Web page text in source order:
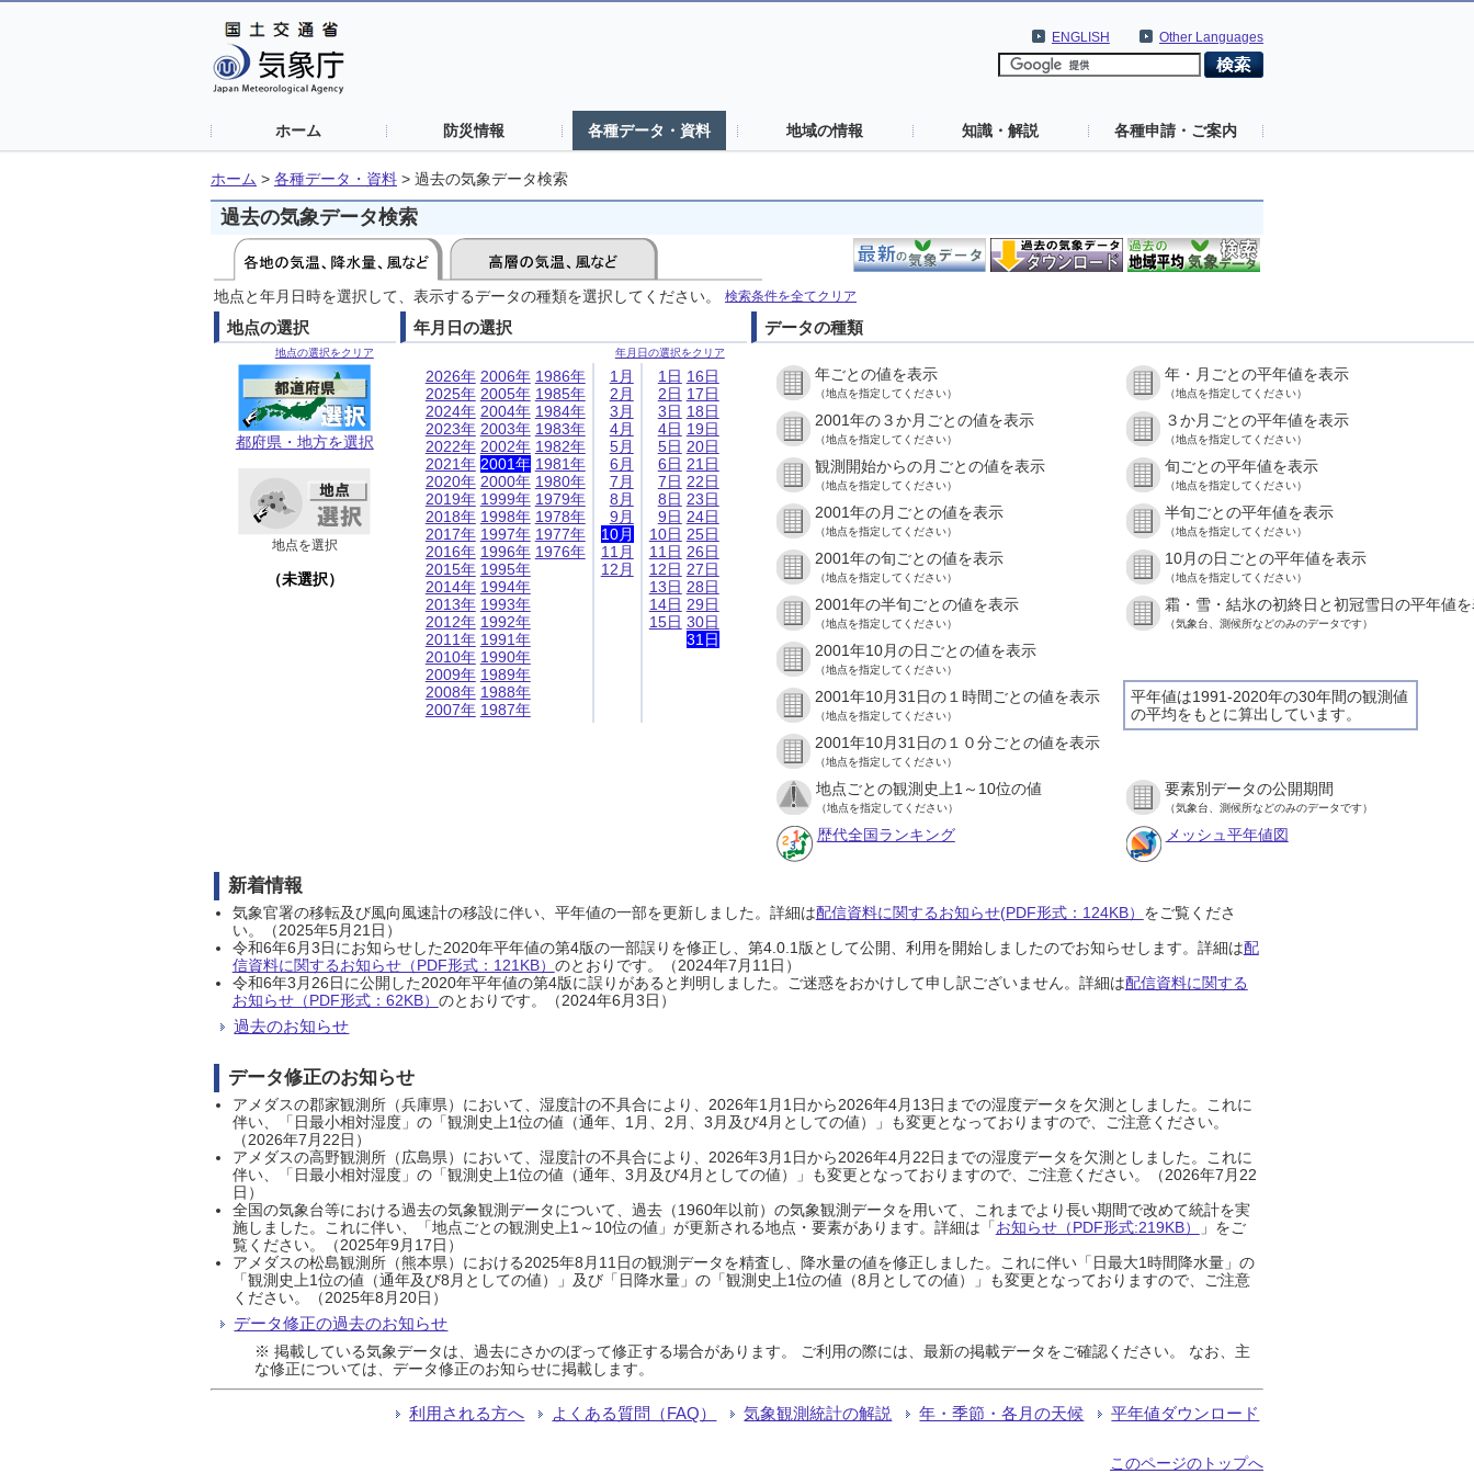
Other Languages
ENGLISH
ホーム 防災情報 各種データ・資料 地域の情報 知識・解説 各種申請・ご案内
ホーム > 各種データ・資料 > 過去の気象データ検索
過去の気象データ検索
地点と年月日時を選択して、表示するデータの種類を選択してください。 検索条件を全てクリア
地点の選択
地点の選択をクリア
都府県・地方を選択
地点を選択
（未選択）
年月日の選択
年月日の選択をクリア
2026年
2025年
2024年
2023年
2022年
2021年
2020年
2019年
2018年
2017年
2016年
2015年
2014年
2013年
2012年
2011年
2010年
2009年
2008年
2007年
2006年
2005年
2004年
2003年
2002年
2001年
2000年
1999年
1998年
1997年
1996年
1995年
1994年
1993年
1992年
1991年
1990年
1989年
1988年
1987年
1986年
1985年
1984年
1983年
1982年
1981年
1980年
1979年
1978年
1977年
1976年
1月
2月
3月
4月
5月
6月
7月
8月
9月
10月
11月
12月
1日
2日
3日
4日
5日
6日
7日
8日
9日
10日
11日
12日
13日
14日
15日
16日
17日
18日
19日
20日
21日
22日
23日
24日
25日
26日
27日
28日
29日
30日
31日
データの種類
年ごとの値を表示
（地点を指定してください）
年・月ごとの平年値を表示
（地点を指定してください）
2001年の３か月ごとの値を表示
（地点を指定してください）
３か月ごとの平年値を表示
（地点を指定してください）
観測開始からの月ごとの値を表示
（地点を指定してください）
旬ごとの平年値を表示
（地点を指定してください）
2001年の月ごとの値を表示
（地点を指定してください）
半旬ごとの平年値を表示
（地点を指定してください）
2001年の旬ごとの値を表示
（地点を指定してください）
10月の日ごとの平年値を表示
（地点を指定してください）
2001年の半旬ごとの値を表示
（地点を指定してください）
霜・雪・結氷の初終日と初冠雪日の平年値
（気象台、測候所などのみのデータです）
2001年10月の日ごとの値を表示
（地点を指定してください）
平年値は1991-2020年の30年間の観測値
の平均をもとに算出しています。
2001年10月31日の１時間ごとの値を表示
（地点を指定してください）
2001年10月31日の１０分ごとの値を表示
（地点を指定してください）
地点ごとの観測史上1～10位の値
（地点を指定してください）
要素別データの公開期間
（気象台、測候所などのみのデータです）
歴代全国ランキング メッシュ平年値図
新着情報
気象官署の移転及び風向風速計の移設に伴い、平年値の一部を更新しました。詳細は配信資料に関するお知らせ(PDF形式：124KB） をご覧くださ
い。（2025年5月21日）
令和6年6月3日にお知らせした2020年平年値の第4版の一部誤りを修正し、第4.0.1版として公開、利用を開始しましたのでお知らせします。詳細は配
信資料に関するお知らせ（PDF形式：121KB） のとおりです。（2024年7月11日）
令和6年3月26日に公開した2020年平年値の第4版に誤りがあると判明しました。ご迷惑をおかけして申し訳ございません。詳細は配信資料に関する
お知らせ（PDF形式：62KB） のとおりです。（2024年6月3日）
過去のお知らせ
データ修正のお知らせ
アメダスの郡家観測所（兵庫県）において、湿度計の不具合により、2026年1月1日から2026年4月13日までの湿度データを欠測としました。これに
伴い、「日最小相対湿度」の「観測史上1位の値（通年、1月、2月、3月及び4月としての値）」も変更となっておりますので、ご注意ください。
（2026年7月22日）
アメダスの高野観測所（広島県）において、湿度計の不具合により、2026年3月1日から2026年4月22日までの湿度データを欠測としました。これに
伴い、「日最小相対湿度」の「観測史上1位の値（通年、3月及び4月としての値）」も変更となっておりますので、ご注意ください。（2026年7月22
日）
全国の気象台等における過去の気象観測データについて、過去（1960年以前）の気象観測データを用いて、これまでより長い期間で改めて統計を実
施しました。これに伴い、「地点ごとの観測史上1～10位の値」が更新される地点・要素があります。詳細は「お知らせ（PDF形式:219KB）
」をご
覧ください。（2025年9月17日）
アメダスの松島観測所（熊本県）における2025年8月11日の観測データを精査し、降水量の値を修正しました。これに伴い「日最大1時間降水量」の
「観測史上1位の値（通年及び8月としての値）」及び「日降水量」の「観測史上1位の値（8月としての値）」も変更となっておりますので、ご注意
ください。（2025年8月20日）
データ修正の過去のお知らせ
※ 掲載している気象データは、過去にさかのぼって修正する場合があります。 ご利用の際には、最新の掲載データをご確認ください。 なお、主
な修正については、データ修正のお知らせに掲載します。
利用される方へ よくある質問（FAQ） 気象観測統計の解説 年・季節・各月の天候 平年値ダウンロード
このページのトップへ